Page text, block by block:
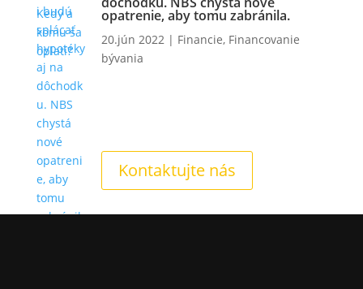
opatrenie, aby tomu zabránila.
20.jún 2022| Financie, Financovanie
bývania
Kontaktujte nás